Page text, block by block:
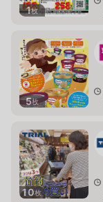
1枚
5枚
10枚